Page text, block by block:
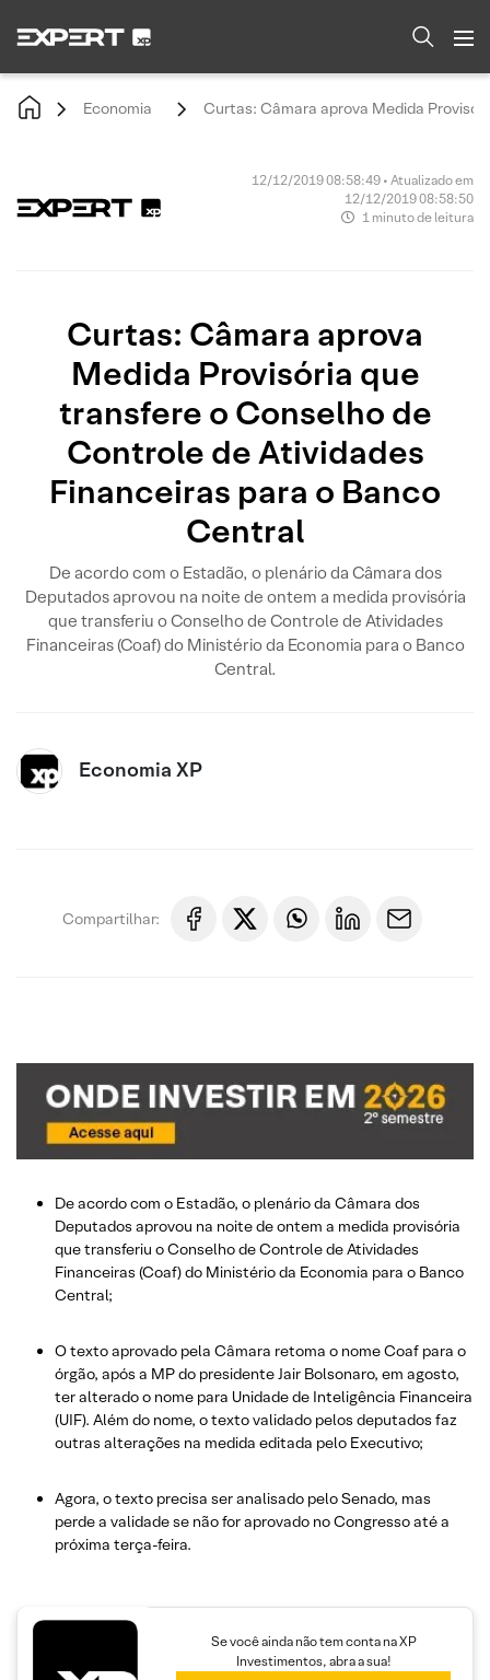
Economia Curtas: Câmara aprova Medida
12/12/2019 08:58:49 • Atualizado em
12/12/2019 08:58:50
1 minuto de leitura
Curtas: Câmara aprova
Medida Provisória que
transfere o Conselho de
Controle de Atividades
Financeiras para o Banco
Central
De acordo com o Estadão, o plenário da Câmara dos
Deputados aprovou na noite de ontem a medida provisória
que transferiu o Conselho de Controle de Atividades
Financeiras (Coaf) do Ministério da Economia para o Banco
Central.
Economia XP
Compartilhar:
De acordo com o Estadão, o plenário da Câmara dos
Deputados aprovou na noite de ontem a medida provisória
que transferiu o Conselho de Controle de Atividades
Financeiras (Coaf) do Ministério da Economia para o Banco
Central;
O texto aprovado pela Câmara retoma o nome Coaf para o
órgão, após a MP do presidente Jair Bolsonaro, em agosto,
ter alterado o nome para Unidade de Inteligência Financeira
(UIF). Além do nome, o texto validado pelos deputados faz
outras alterações na medida editada pelo Executivo;
Agora, o texto precisa ser analisado pelo Senado, mas
perde a validade se não for aprovado no Congresso até a
próxima terça-feira.
Se você ainda não tem conta na XP
Investimentos, abra a sua!